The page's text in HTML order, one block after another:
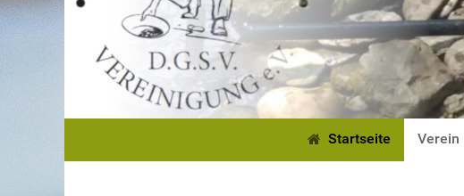
Startseite Verein